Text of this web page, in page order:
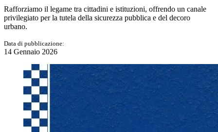
Rafforziamo il legame tra cittadini e istituzioni, offrendo un canale
privilegiato per la tutela della sicurezza pubblica e del decoro
urbano.
Data di pubblicazione:
14 Gennaio 2026